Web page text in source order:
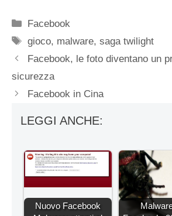
Categorie
Facebook
Tag
gioco, malware,saga twilight
Facebook, le foto diventano un
sicurezza
Facebook in Cina
LEGGI ANCHE:
Nuovo Facebook